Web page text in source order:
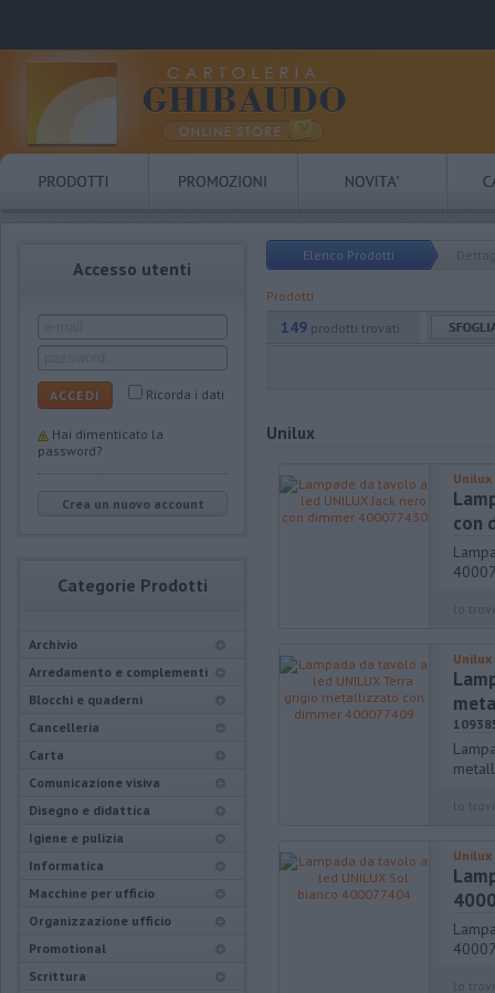
Accesso utenti
ACCEDI Ricorda i dati
Hai dimenticato la
password?
Crea un nuovo account
Categorie Prodotti
Archivio
Arredamento e complementi
Blocchi e quaderni
Cancelleria
Carta
Comunicazione visiva
Disegno e didattica
Igiene e pulizia
Informatica
Macchine per ufficio
Organizzazione ufficio
Promotional
Scrittura
Elenco Prodotti
Prodotti
149 prodotti trovati
Unilux
Unilux
con
Unilux
Unilux